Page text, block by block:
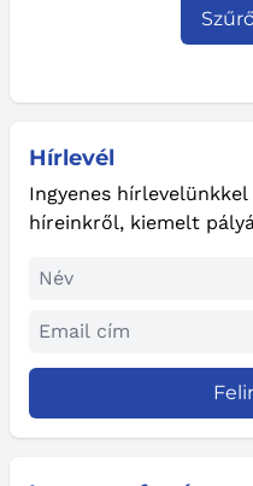
Hírlevél
Ingyenes
híreinkről, kiemelt